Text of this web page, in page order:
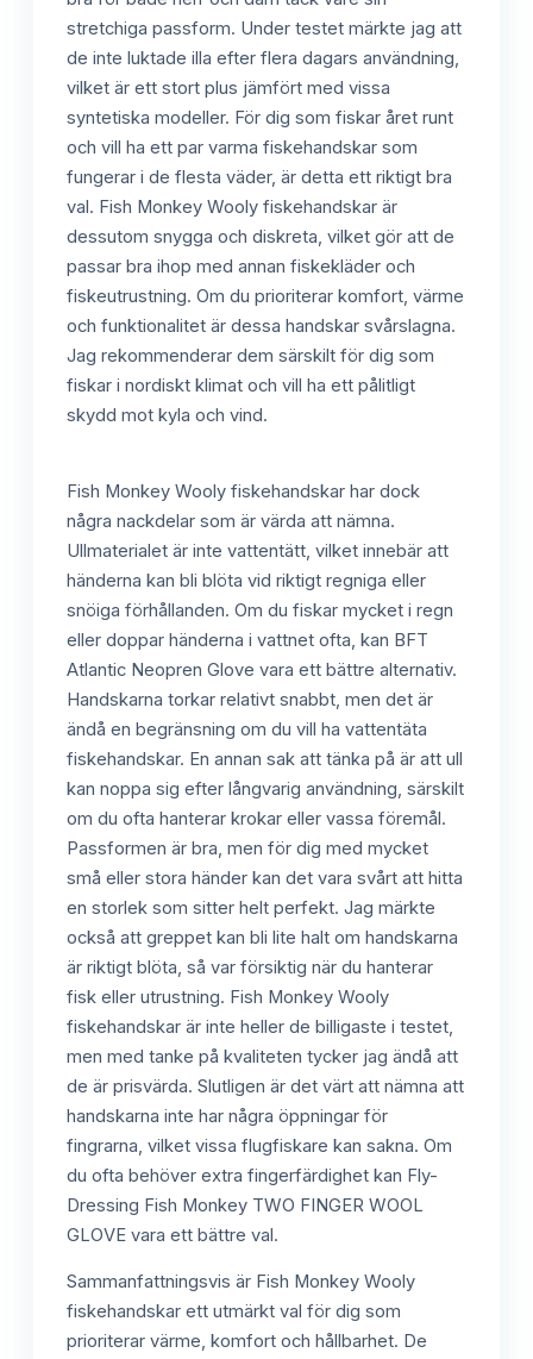
stretchiga passform. Under testet märkte jag att
de inte luktade illa efter flera dagars användning,
vilket är ett stort plus jämfört med vissa
syntetiska modeller. För dig som fiskar året runt
och vill ha ett par varma fiskehandskar som
fungerar i de flesta väder, är detta ett riktigt bra
val. Fish Monkey Wooly fiskehandskar är
dessutom snygga och diskreta, vilket gör att de
passar bra ihop med annan fiskekläder och
fiskeutrustning. Om du prioriterar komfort, värme
och funktionalitet är dessa handskar svårslagna.
Jag rekommenderar dem särskilt för dig som
fiskar i nordiskt klimat och vill ha ett pålitligt
skydd mot kyla och vind.
Fish Monkey Wooly fiskehandskar har dock
några nackdelar som är värda att nämna.
Ullmaterialet är inte vattentätt, vilket innebär att
händerna kan bli blöta vid riktigt regniga eller
snöiga förhållanden. Om du fiskar mycket i regn
eller doppar händerna i vattnet ofta, kan BFT
Atlantic Neopren Glove vara ett bättre alternativ.
Handskarna torkar relativt snabbt, men det är
ändå en begränsning om du vill ha vattentäta
fiskehandskar. En annan sak att tänka på är att ull
kan noppa sig efter långvarig användning, särskilt
om du ofta hanterar krokar eller vassa föremål.
Passformen är bra, men för dig med mycket
små eller stora händer kan det vara svårt att hitta
en storlek som sitter helt perfekt. Jag märkte
också att greppet kan bli lite halt om handskarna
är riktigt blöta, så var försiktig när du hanterar
fisk eller utrustning. Fish Monkey Wooly
fiskehandskar är inte heller de billigaste i testet,
men med tanke på kvaliteten tycker jag ändå att
de är prisvärda. Slutligen är det värt att nämna att
handskarna inte har några öppningar för
fingrarna, vilket vissa flugfiskare kan sakna. Om
du ofta behöver extra fingerfärdighet kan Fly-
Dressing Fish Monkey TWO FINGER WOOL
GLOVE vara ett bättre val.
Sammanfattningsvis är Fish Monkey Wooly
fiskehandskar ett utmärkt val för dig som
prioriterar värme, komfort och hållbarhet. De